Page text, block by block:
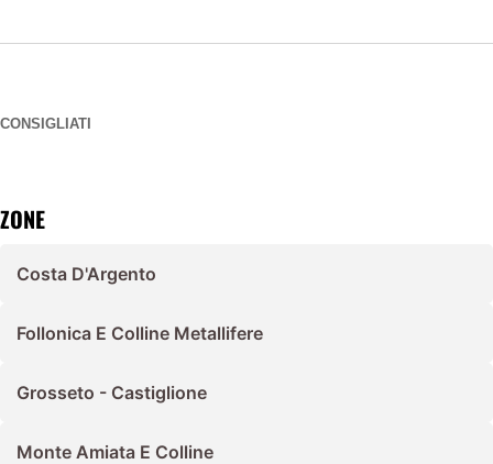
CONSIGLIATI
ZONE
Costa D'Argento
Follonica E Colline Metallifere
Grosseto - Castiglione
Monte Amiata E Colline